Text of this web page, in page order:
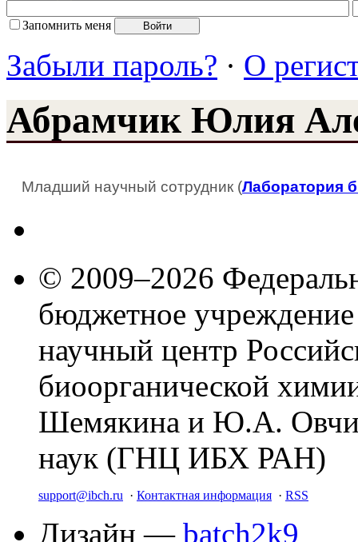
Запомнить меня
Забыли пароль? · О
Абрамчик Юлия
Младший научный сотрудник (Лаборатория
© 2009–2026
бюджетное
научный центр
биоорганической
Шемякина и Ю.А.
наук (ГНЦ ИБХ РАН)
support@ibch.ru · Контактная информация · RSS
Дизайн — batch2k9